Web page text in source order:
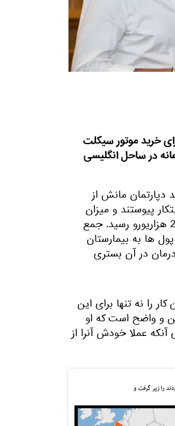
خرید موتور سیکلت
در ساحل انگلیسی
دپارتمان مانش از
پیوستند و میزان
کمک های مالی از سطح درنظر گرفته شده بالاتر رفت و به 21 هزاریورو رسید. جمع
ها به بیمارستان
در آن بستری
را نه تنها برای این
و واضح است که او
عملا خودش آنرا از